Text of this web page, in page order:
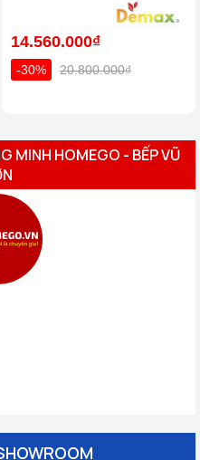
chống nước của tiêu chuẩn
14.560.000₫
-30% 20.800.000₫
MINH HOMEGO - BẾP VŨ